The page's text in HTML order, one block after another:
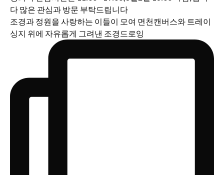
조경과 정원을 사랑하는 이들이 모여 면천캔버스와 트레이
싱지 위에 자유롭게 그려낸 조경드로잉